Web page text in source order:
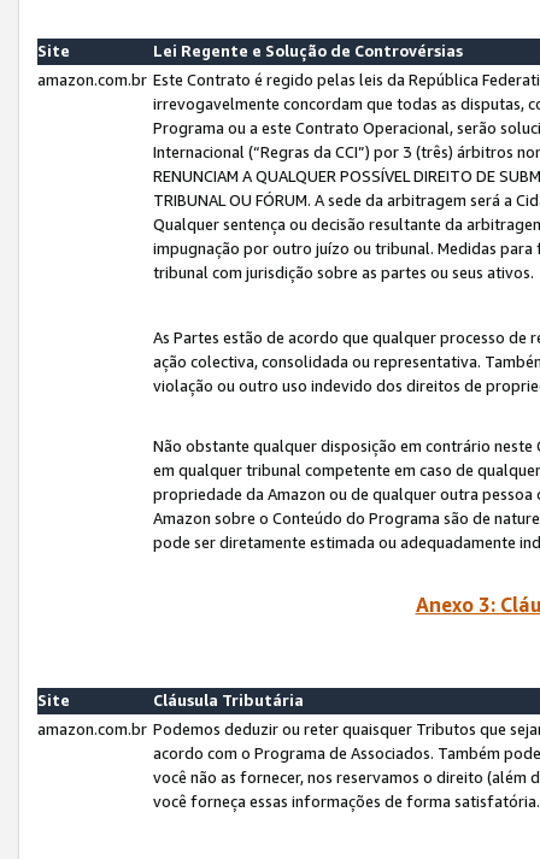
Site
Lei Regente e Solução de Controvérsias
amazon.com.br Este Contrato é regido pelas leis da República
irrevogavelmente concordam que todas as disputas,
Programa ou a este Contrato Operacional, serão
Internacional (“Regras da CCI”) por 3 (três) árbitros
RENUNCIAM A QUALQUER POSSÍVEL DIREITO DE
TRIBUNAL OU FÓRUM. A sede da arbitragem será a
Qualquer sentença ou decisão resultante da
impugnação por outro juízo ou tribunal. Medidas
tribunal com jurisdição sobre as partes ou seus ativos.
As Partes estão de acordo que qualquer processo
ação colectiva, consolidada ou representativa.
violação ou outro uso indevido dos direitos de
Não obstante qualquer disposição em contrário
em qualquer tribunal competente em caso de
propriedade da Amazon ou de qualquer outra
Amazon sobre o Conteúdo do Programa são de
pode ser diretamente estimada ou adequadamente
Anexo 3:
Site
Cláusula Tributária
amazon.com.br Podemos deduzir ou reter quaisquer Tributos que
acordo com o Programa de Associados. Também
você não as fornecer, nos reservamos o direito (além
você forneça essas informações de forma